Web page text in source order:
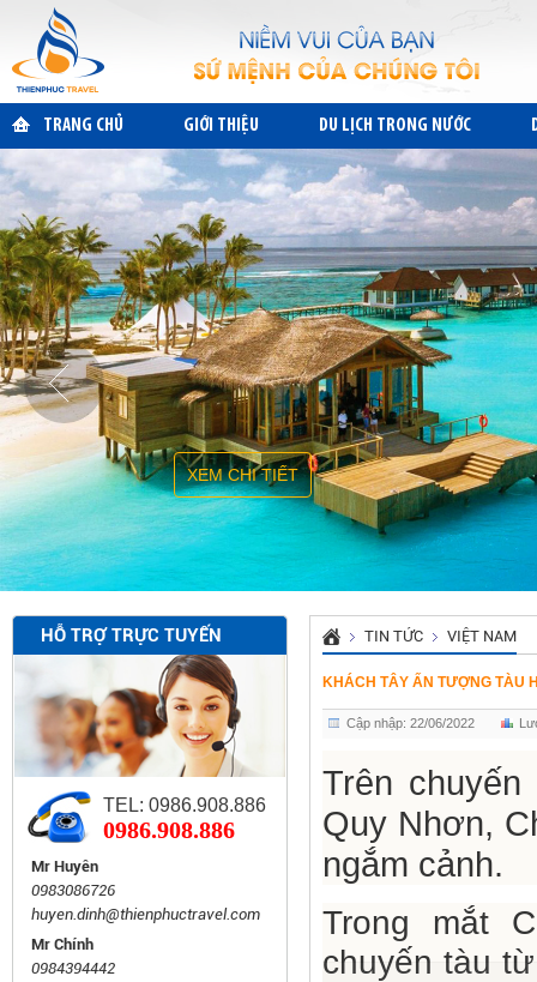
TRANG CHỦ GIỚI THIỆU DU LỊCH TRONG NƯỚC
XEM CHI TIẾT
HỖ TRỢ TRỰC TUYẾN
TEL: 0986.908.886
0986.908.886
Mr Huyên
0983086726
huyen.dinh@thienphuctravel.com
Mr Chính
0984394442
TIN TỨC VIỆT NAM
KHÁCH TÂY ẤN TƯỢNG TÀU
Cập nhập: 22/06/2022
Trên
Quy Nhơn,
ngắm cảnh.
Trong mắt
chuyến tàu